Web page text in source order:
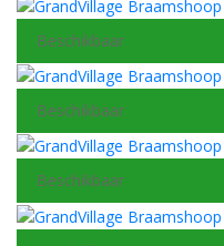
Beschikbaar
Beschikbaar
Beschikbaar